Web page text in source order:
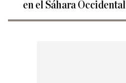
en el Sáhara Occidental